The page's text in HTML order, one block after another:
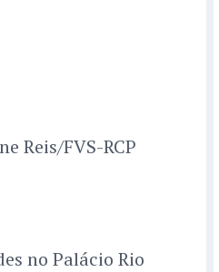
Reis/FVS-RCP
no Palácio Rio